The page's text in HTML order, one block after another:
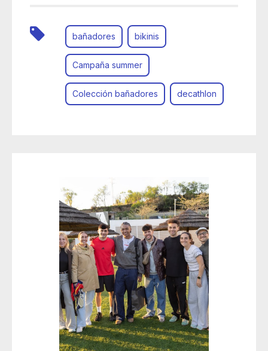
bañadores bikinis
Campaña summer
Colección bañadores decathlon